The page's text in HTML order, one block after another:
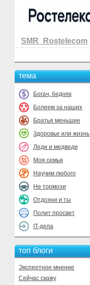
SMR_Rostelecom
тема
Богач, бедняк
Болеем за наших
Братья меньшие
Здоровье или жизнь
Леди и медведи
Моя семья
Научим любого
Не тормози
Отдохни и ты
Полит просвет
IT-дела
топ блоги
Экспертное мнение
Сейчас скажу